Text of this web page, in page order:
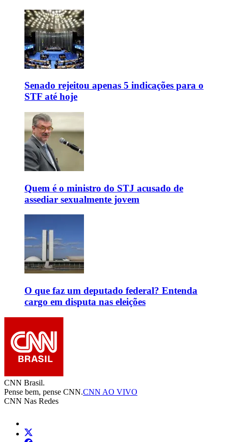
Senado rejeitou apenas 5 indicações para o
STF até hoje
Quem é o ministro do STJ acusado de
assediar sexualmente jovem
O que faz um deputado federal? Entenda
cargo em disputa nas eleições
CNN Brasil.
Pense bem, pense CNN.CNN AO VIVO
CNN Nas Redes